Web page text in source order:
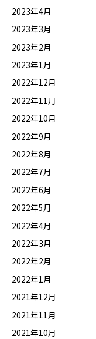
2023年4月
2023年3月
2023年2月
2023年1月
2022年12月
2022年11月
2022年10月
2022年9月
2022年8月
2022年7月
2022年6月
2022年5月
2022年4月
2022年3月
2022年2月
2022年1月
2021年12月
2021年11月
2021年10月